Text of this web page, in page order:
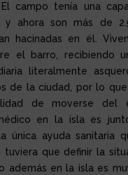
El campo tenía una
y ahora son más de
hacinadas en él.
el barro, recibiendo
literalmente
de la ciudad, por lo
de moverse del
en la isla es
única ayuda sanitaria
tuviera que definir la
además en la isla es